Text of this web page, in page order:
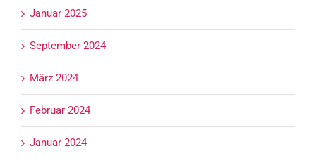
Januar 2025
September 2024
März 2024
Februar 2024
Januar 2024